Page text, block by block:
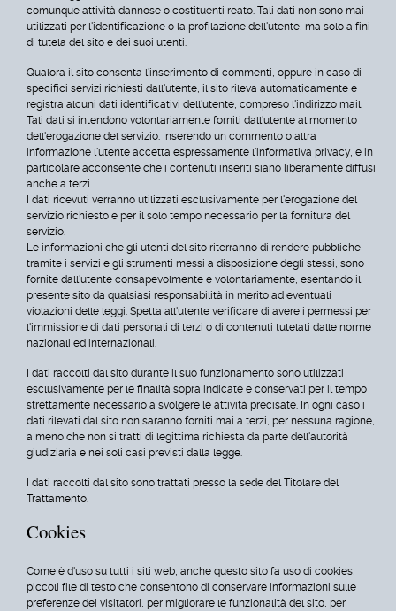
comunque attività dannose o costituenti reato. Tali dati non sono mai
utilizzati per l'identificazione o la profilazione dell'utente, ma solo a fini
di tutela del sito e dei suoi utenti.
Qualora il sito consenta l'inserimento di commenti, oppure in caso di
specifici servizi richiesti dall'utente, il sito rileva automaticamente e
registra alcuni dati identificativi dell'utente, compreso l'indirizzo mail.
Tali dati si intendono volontariamente forniti dall'utente al momento
dell'erogazione del servizio. Inserendo un commento o altra
informazione l'utente accetta espressamente l'informativa privacy, e in
particolare acconsente che i contenuti inseriti siano liberamente diffusi
anche a terzi.
I dati ricevuti verranno utilizzati esclusivamente per l'erogazione del
servizio richiesto e per il solo tempo necessario per la fornitura del
servizio.
Le informazioni che gli utenti del sito riterranno di rendere pubbliche
tramite i servizi e gli strumenti messi a disposizione degli stessi, sono
fornite dall'utente consapevolmente e volontariamente, esentando il
presente sito da qualsiasi responsabilità in merito ad eventuali
violazioni delle leggi. Spetta all'utente verificare di avere i permessi per
l'immissione di dati personali di terzi o di contenuti tutelati dalle norme
nazionali ed internazionali.
I dati raccolti dal sito durante il suo funzionamento sono utilizzati
esclusivamente per le finalità sopra indicate e conservati per il tempo
strettamente necessario a svolgere le attività precisate. In ogni caso i
dati rilevati dal sito non saranno forniti mai a terzi, per nessuna ragione,
a meno che non si tratti di legittima richiesta da parte dell'autorità
giudiziaria e nei soli casi previsti dalla legge.
I dati raccolti dal sito sono trattati presso la sede del Titolare del
Trattamento.
Cookies
Come è d'uso su tutti i siti web, anche questo sito fa uso di cookies,
piccoli file di testo che consentono di conservare informazioni sulle
preferenze dei visitatori, per migliorare le funzionalità del sito, per